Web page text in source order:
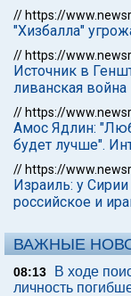
// https://
"Хизбалла"
// https://
Источник в
ливанская война
// https://
Амос Ядлин:
будет лучше".
// https://
Израиль: у
российское и
ВАЖНЫЕ
08:13
В ходе
личность